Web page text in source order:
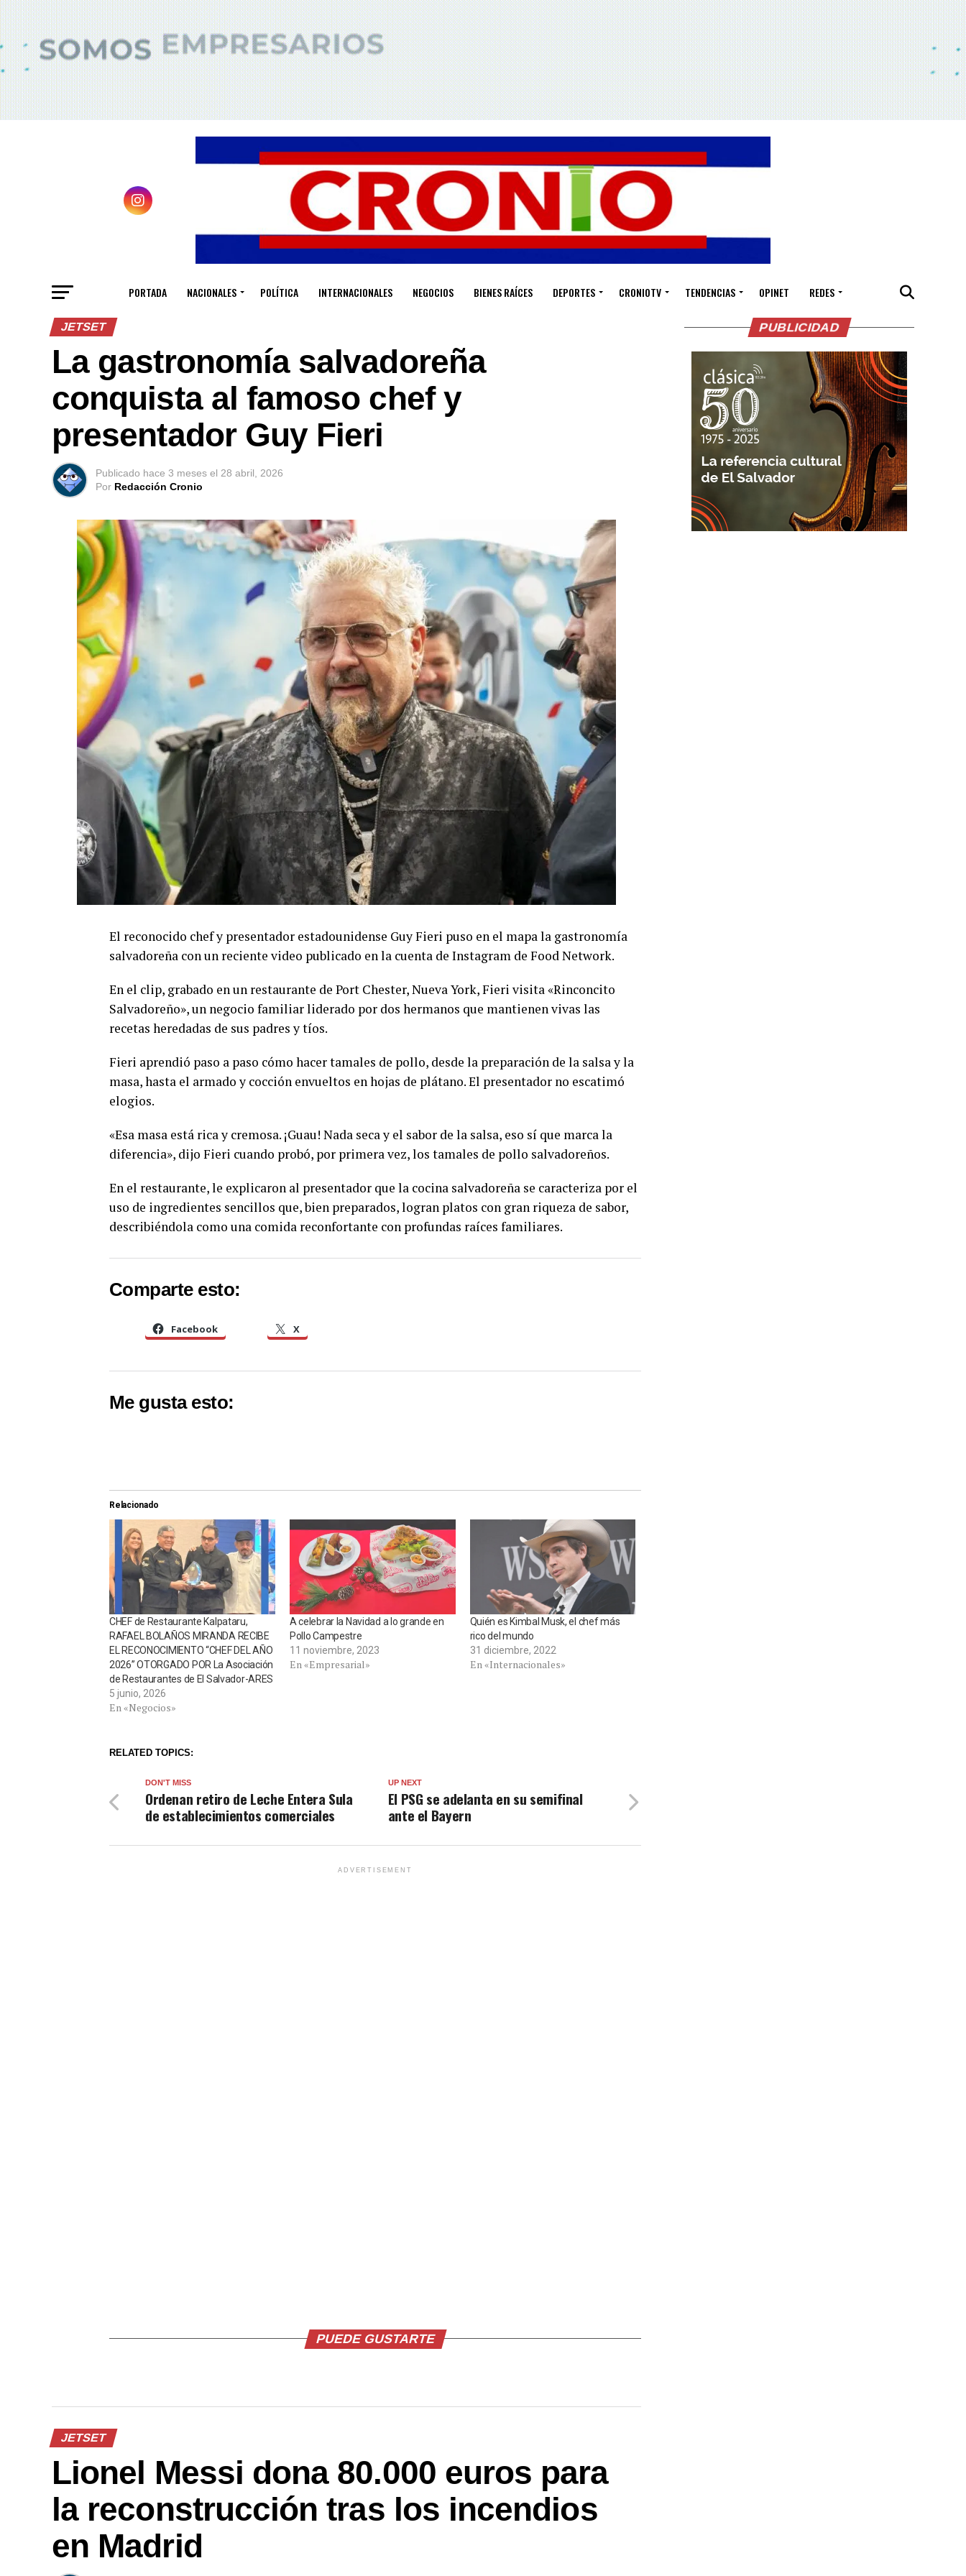
PORTADA NACIONALES POLÍTICA INTERNACIONALES NEGOCIOS BIENES RAÍCES DEPORTES CRONIOTV TENDENCIAS OPINET REDES
JETSET
La gastronomía salvadoreña
conquista al famoso chef y
presentador Guy Fieri
Publicado hace 3 meses el 28 abril, 2026
Por Redacción Cronio
El reconocido chef y presentador estadounidense Guy Fieri puso en el mapa la gastronomía
salvadoreña con un reciente video publicado en la cuenta de Instagram de Food Network.
En el clip, grabado en un restaurante de Port Chester, Nueva York, Fieri visita «Rinconcito
Salvadoreño», un negocio familiar liderado por dos hermanos que mantienen vivas las
recetas heredadas de sus padres y tíos.
Fieri aprendió paso a paso cómo hacer tamales de pollo, desde la preparación de la salsa y la
masa, hasta el armado y cocción envueltos en hojas de plátano. El presentador no escatimó
elogios.
«Esa masa está rica y cremosa. ¡Guau! Nada seca y el sabor de la salsa, eso sí que marca la
diferencia», dijo Fieri cuando probó, por primera vez, los tamales de pollo salvadoreños.
En el restaurante, le explicaron al presentador que la cocina salvadoreña se caracteriza por el
uso de ingredientes sencillos que, bien preparados, logran platos con gran riqueza de sabor,
describiéndola como una comida reconfortante con profundas raíces familiares.
Comparte esto:
Facebook X
Me gusta esto:
Relacionado
CHEF de Restaurante Kalpataru,
RAFAEL BOLAÑOS MIRANDA RECIBE
EL RECONOCIMIENTO “CHEF DEL AÑO
2026” OTORGADO POR La Asociación
de Restaurantes de El Salvador-ARES
5 junio, 2026
En «Negocios»
A celebrar la Navidad a lo grande en
Pollo Campestre
11 noviembre, 2023
En «Empresarial»
Quién es Kimbal Musk, el chef más
rico del mundo
31 diciembre, 2022
En «Internacionales»
RELATED TOPICS:
UP NEXT
El PSG se adelanta en su semifinal
ante el Bayern
DON'T MISS
Ordenan retiro de Leche Entera Sula
de establecimientos comerciales
ADVERTISEMENT
PUEDE GUSTARTE
JETSET
Lionel Messi dona 80.000 euros para
la reconstrucción tras los incendios
en Madrid
PUBLICIDAD